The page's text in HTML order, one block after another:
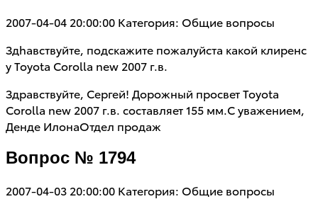
2007-04-04 20:00:00 Категория: Общие вопросы
Здhавствуйте, подскажите пожалуйста какой клиренс
у Toyota Corolla new 2007 г.в.
Здравствуйте, Сергей! Дорожный просвет Toyota
Corolla new 2007 г.в. составляет 155 мм.С уважением,
Денде ИлонаОтдел продаж
Вопрос № 1794
2007-04-03 20:00:00 Категория: Общие вопросы